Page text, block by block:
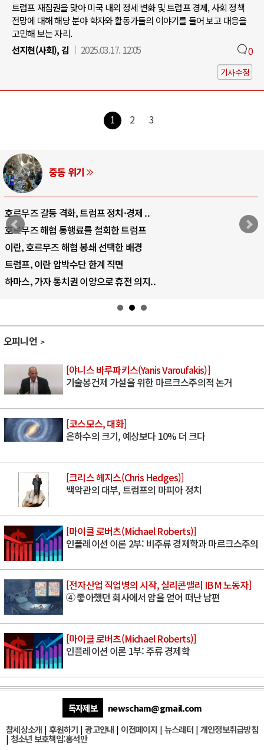
트럼프 재집권을 맞아 미국 내외 정세 변화 및 트럼프 경제, 사회 정책
전망에 대해 해당 분야 학자와 활동가들의 이야기를 들어 보고 대응을
고민해 보는 자리.
선지현(사회), 김
2025.03.17. 12:05 0
기사수정
1 2 3
AI와 인간
중국 AI, 저가 공세로 글로벌 토큰 시..
AI 국부펀드 구상 놓고 미국 진보진영 ..
AI 데이터센터 반대 투쟁은 새로운 글로..
AI의 숨은 환경 비용: 데이터센터 확산..
AI는 어떻게 미국 민주주의를 잠식하고 ..
오피니언
[야니스 바루파키스(Yanis Varoufakis)]
기술봉건제 가설을 위한 마르크스주의적 논거
[코스모스, 대화]
은하수의 크기, 예상보다 10% 더 크다
[크리스 헤지스(Chris Hedges)]
백악관의 대부, 트럼프의 마피아 정치
[마이클 로버츠(Michael Roberts)]
인플레이션 이론 2부: 비주류 경제학과 마르크스주의
[전자산업 직업병의 시작, 실리콘밸리 IBM 노동자]
④ 좋아했던 회사에서 암을 얻어 떠난 남편
[마이클 로버츠(Michael Roberts)]
인플레이션 이론 1부: 주류 경제학
독자제보
newscham@gmail.com
참세상소개 | 후원하기 |광고안내 | 이전페이지 | 뉴스레터| 개인정보취급방침
| 청소년 보호책임:홍석만